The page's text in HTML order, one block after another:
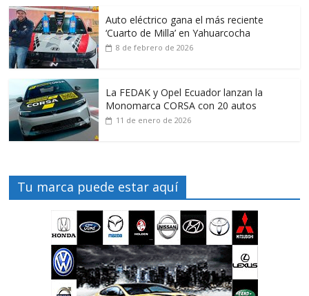
Auto eléctrico gana el más reciente
‘Cuarto de Milla’ en Yahuarcocha
8 de febrero de 2026
La FEDAK y Opel Ecuador lanzan la
Monomarca CORSA con 20 autos
11 de enero de 2026
Tu marca puede estar aquí